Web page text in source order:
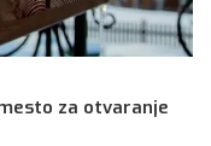
za otvaranje